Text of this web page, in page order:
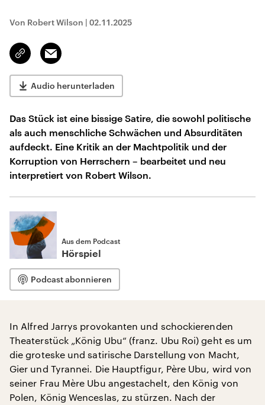
Von Robert Wilson | 02.11.2025
Link
kopieren/teilen
Email
Audio herunterladen
Das Stück ist eine bissige Satire, die sowohl politische
als auch menschliche Schwächen und Absurditäten
aufdeckt. Eine Kritik an der Machtpolitik und der
Korruption von Herrschern – bearbeitet und neu
interpretiert von Robert Wilson.
Aus dem Podcast
Hörspiel
Podcast abonnieren
In Alfred Jarrys provokanten und schockierenden
Theaterstück „König Ubu“ (franz. Ubu Roi) geht es um
die groteske und satirische Darstellung von Macht,
Gier und Tyrannei. Die Hauptfigur, Père Ubu, wird von
seiner Frau Mère Ubu angestachelt, den König von
Polen, König Wenceslas, zu stürzen. Nach der